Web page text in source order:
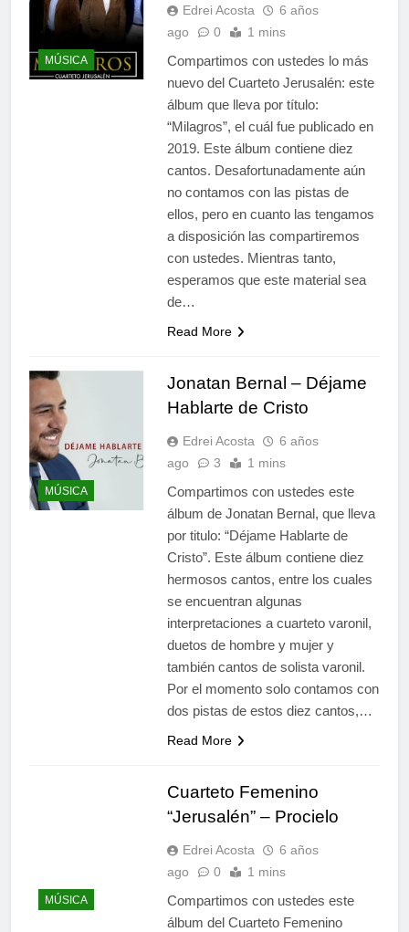
MÚSICA
Edrei Acosta
6 años
ago
0 1 mins
Compartimos con ustedes lo más
nuevo del Cuarteto Jerusalén: este
álbum que lleva por título:
“Milagros”, el cuál fue publicado en
2019. Este álbum contiene diez
cantos. Desafortunadamente aún
no contamos con las pistas de
ellos, pero en cuanto las tengamos
a disposición las compartiremos
con ustedes. Mientras tanto,
esperamos que este material sea
de…
Read More
MÚSICA
Jonatan Bernal – Déjame
Hablarte de Cristo
Edrei Acosta
6 años
ago
3 1 mins
Compartimos con ustedes este
álbum de Jonatan Bernal, que lleva
por titulo: “Déjame Hablarte de
Cristo”. Este álbum contiene diez
hermosos cantos, entre los cuales
se encuentran algunas
interpretaciones a cuarteto varonil,
duetos de hombre y mujer y
también cantos de solista varonil.
Por el momento solo contamos con
dos pistas de estos diez cantos,…
Read More
MÚSICA
Cuarteto Femenino
“Jerusalén” – Procielo
Edrei Acosta
6 años
ago
0 1 mins
Compartimos con ustedes este
álbum del Cuarteto Femenino